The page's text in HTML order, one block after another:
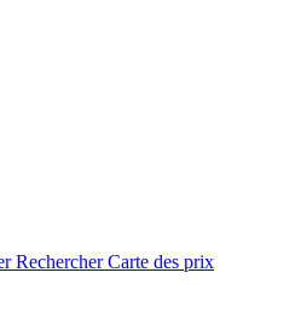
Rechercher Carte des prix